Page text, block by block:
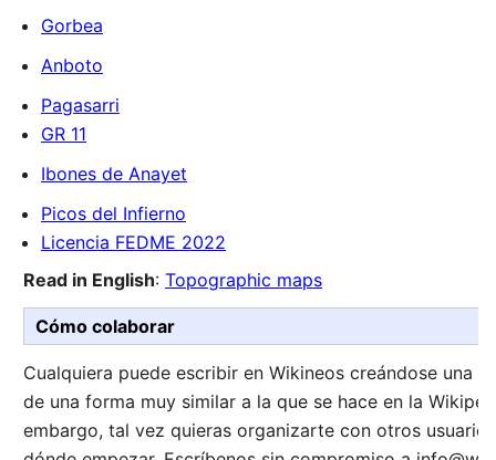
Gorbea
Anboto
Pagasarri
GR 11
Ibones de Anayet
Picos del Infierno
Licencia FEDME 2022
Read in English: Topographic maps‎‎
Cómo colaborar
Cualquiera puede escribir en Wikineos creándose una
de una forma muy similar a la que se hace en la
embargo, tal vez quieras organizarte con otros